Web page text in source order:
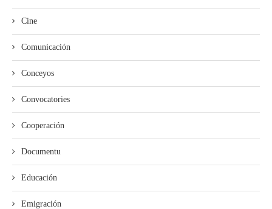
Cine
Comunicación
Conceyos
Convocatories
Cooperación
Documentu
Educación
Emigración